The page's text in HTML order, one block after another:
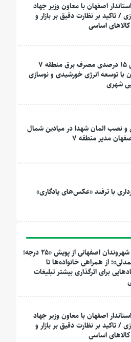
اصفهان با معاون وزیر جهاد
/ تاکید بر نظارت دقیق بر بازار و
اساسی
کاهش ۱۵ درصدی مصرف برق منطقه ۷
با توسعه انرژی خورشیدی و نوسازی
شهری
و نصب المان شهدا در میادین شمال
مدیر منطقه ۷
با ترفند «عکس‌های یادگاری»
روایت شهروندان اصفهانی از پویش «۲۵ درجه؛
از همراهی خانواده‌ها تا
برای اثرگذاری بیشتر تبلیغات
اصفهان با معاون وزیر جهاد
/ تاکید بر نظارت دقیق بر بازار و
اساسی